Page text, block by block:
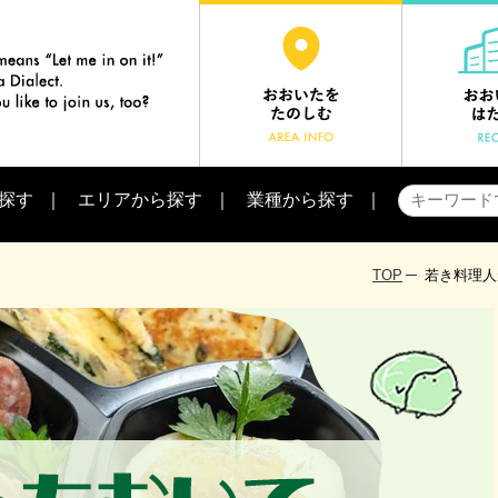
す エリアから探す 業種から探す
TOP 若き料理